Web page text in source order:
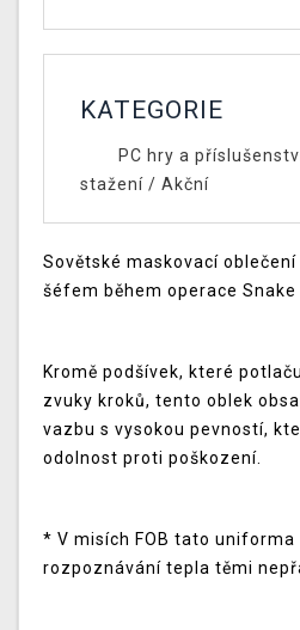
KATEGORIE
PC hry a
stažení / Akční
Sovětské maskovací
šéfem během operace Snake
Kromě podšívek, které
zvuky kroků, tento oblek
vazbu s vysokou pevností,
odolnost proti poškození.
* V misích FOB tato uniforma
rozpoznávání tepla těmi